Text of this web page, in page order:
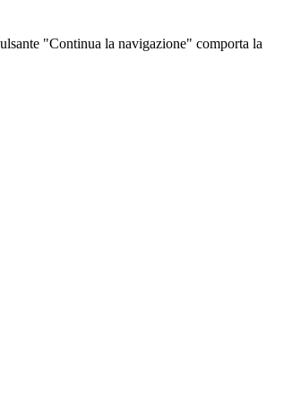
"Continua la navigazione" comporta la